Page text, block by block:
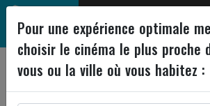
Pour une expérience optimale
choisir le cinéma le plus proche
vous ou la ville où vous habitez :